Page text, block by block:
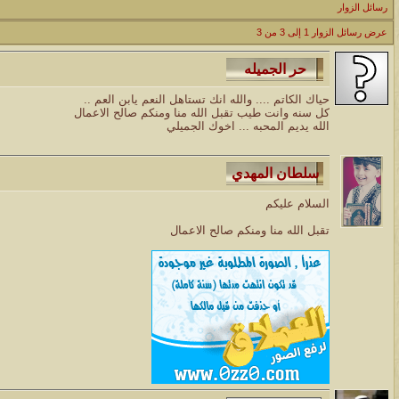
مسابقة ( اعرف من صاحب هذه الصوره )
الموضوع
غير اسم اللي قبلك
اتحداك تجيب الصورة المطلوبةّّّ!!
الموضوع
المنتدى كالأنسان
الموضوع
ܓܨ الإعجآز العلمي في التين و الزيتون , الذي ادخل الفريق البحث الى
رسائل الزوار
عرض رسائل الزوار 1 إلى 3 من 3
حياك الكاتم .... والله انك تستاهل النعم يابن العم ..
كل سنه وانت طيب تقبل الله منا ومنكم صالح الاعمال
الله يديم المحبه ... اخوك الجميلي
السلام عليكم
تقبل الله منا ومنكم صالح الاعمال